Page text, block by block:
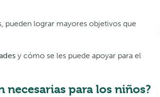
pueden lograr mayores objetivos que
y cómo se les puede apoyar para el
necesarias para los niños?